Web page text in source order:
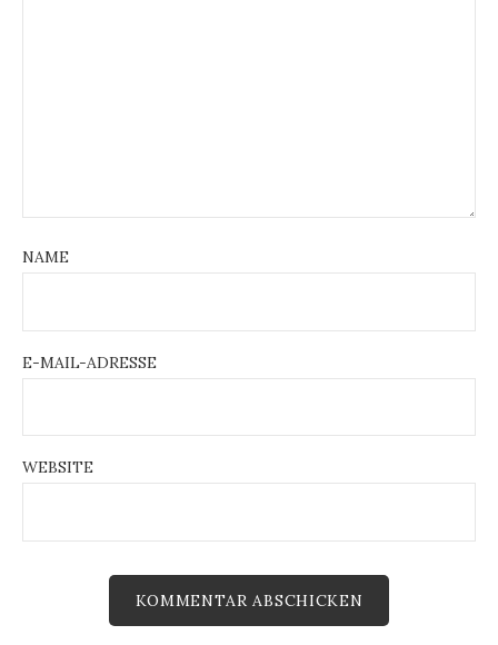
NAME
E-MAIL-ADRESSE
WEBSITE